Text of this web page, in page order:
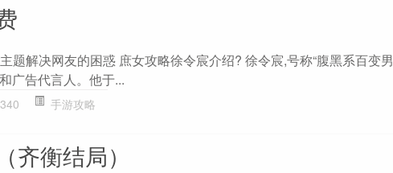
题解决网友的困惑 庶女攻略徐令宸介绍? 徐令宸,号称“腹黑系百变男
广告代言人。他于...
340 手游攻略
齐衡结局）